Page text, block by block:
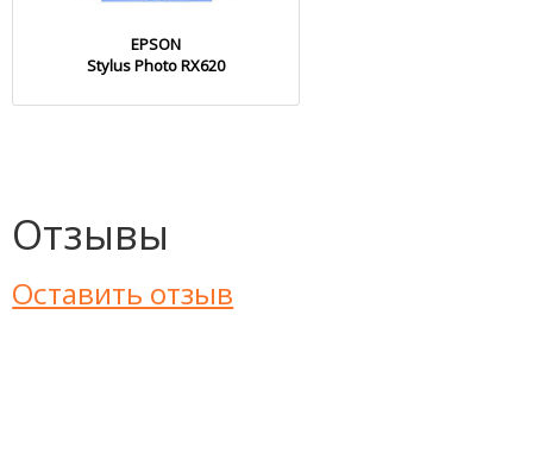
EPSON
Stylus Photo RX620
Отзывы
Оставить отзыв